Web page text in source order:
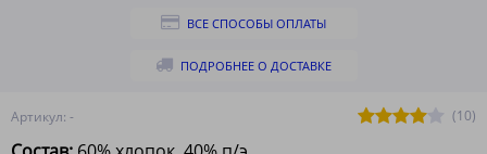
Артикул: - (10)
ВСЕ СПОСОБЫ ОПЛАТЫ
ПОДРОБНЕЕ О ДОСТАВКЕ